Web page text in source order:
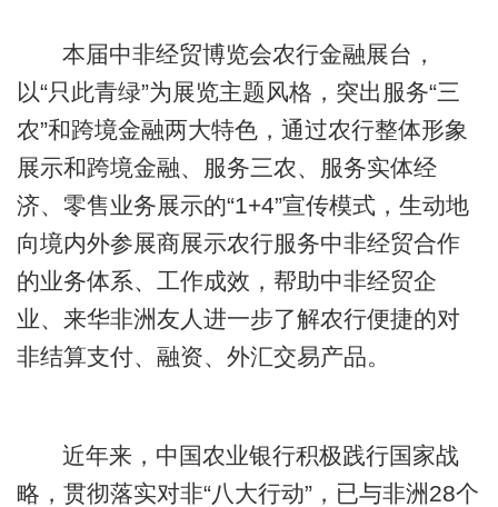
本届中非经贸博览会农行金融展台，
以“只此青绿”为展览主题风格，突出服务“三
农”和跨境金融两大特色，通过农行整体形象
展示和跨境金融、服务三农、服务实体经
济、零售业务展示的“1+4”宣传模式，生动地
向境内外参展商展示农行服务中非经贸合作
的业务体系、工作成效，帮助中非经贸企
业、来华非洲友人进一步了解农行便捷的对
非结算支付、融资、外汇交易产品。
近年来，中国农业银行积极践行国家战
略，贯彻落实对非“八大行动”，已与非洲28个